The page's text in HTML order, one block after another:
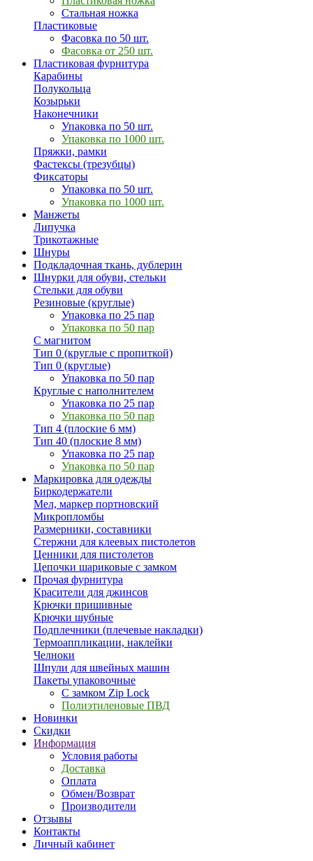
Стальная ножка
Пластиковые
Фасовка по 50 шт.
Фасовка от 250 шт.
Пластиковая фурнитура
Карабины
Полукольца
Козырьки
Наконечники
Упаковка по 50 шт.
Упаковка по 1000 шт.
Пряжки, рамки
Фастексы (трезубцы)
Фиксаторы
Упаковка по 50 шт.
Упаковка по 1000 шт.
Манжеты
Липучка
Трикотажные
Шнуры
Подкладочная ткань, дублерин
Шнурки для обуви, стельки
Стельки для обуви
Резиновые (круглые)
Упаковка по 25 пар
Упаковка по 50 пар
С магнитом
Тип 0 (круглые с пропиткой)
Тип 0 (круглые)
Упаковка по 50 пар
Круглые с наполнителем
Упаковка по 25 пар
Упаковка по 50 пар
Тип 4 (плоские 6 мм)
Тип 40 (плоские 8 мм)
Упаковка по 25 пар
Упаковка по 50 пар
Маркировка для одежды
Биркодержатели
Мел, маркер портновский
Микропломбы
Размерники, составники
Стержни для клеевых пистолетов
Ценники для пистолетов
Цепочки шариковые с замком
Прочая фурнитура
Красители для джинсов
Крючки пришивные
Крючки шубные
Подплечники (плечевые накладки)
Термоаппликации, наклейки
Челноки
Шпули для швейных машин
Пакеты упаковочные
С замком Zip Lock
Полиэтиленовые ПВД
Новинки
Скидки
Информация
Условия работы
Доставка
Оплата
Обмен/Возврат
Производители
Отзывы
Контакты
Личный кабинет